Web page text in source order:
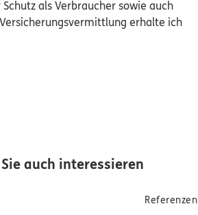
als Verbraucher sowie auch
erhalte ich
auch interessieren
Referenzen